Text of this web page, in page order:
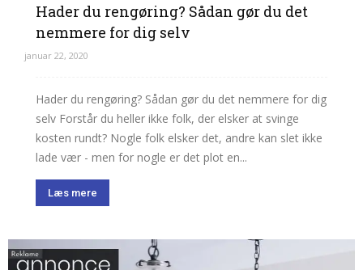
Hader du rengøring? Sådan gør du det
nemmere for dig selv
januar 22, 2020
Hader du rengøring? Sådan gør du det nemmere for dig
selv Forstår du heller ikke folk, der elsker at svinge
kosten rundt? Nogle folk elsker det, andre kan slet ikke
lade vær - men for nogle er det plot en...
Læs mere